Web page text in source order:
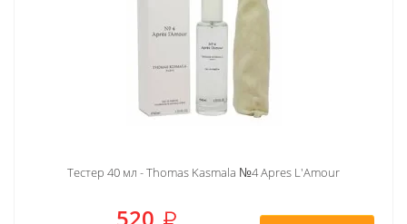
Тестер 40 мл - Thomas Kasmala №4 Apres L'Amour